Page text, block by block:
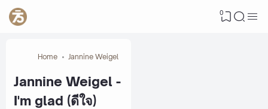
0
Home Jannine Weigel
Jannine Weigel -
I'm glad (ดีใจ)